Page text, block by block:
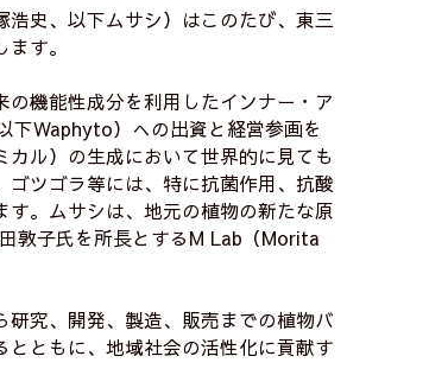
史、以下ムサシ）はこのたび、東三
す。
機能性成分を利用したインナー・ア
下Waphyto）への出資と経営参画を
ル）の生成において世界的に見ても
ツゴラ等には、特に抗菌作用、抗酸
。ムサシは、地元の植物の新たな原
敦子氏を所長とするM Lab（Morita
究、開発、製造、販売までの植物バ
ともに、地域社会の活性化に貢献す